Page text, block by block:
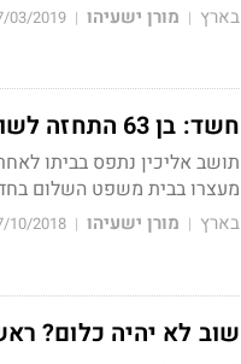
בארץ | מורן ישעיהו |
03/2019
חשד: בן 63 התחזה לשוטר ו"קנס" עוברים ושבים
תושב אליכין נתפס בביתו
מעצרו בבית משפט השלום
בארץ | מורן ישעיהו |
10/2018
שוב לא יהיה כלום?